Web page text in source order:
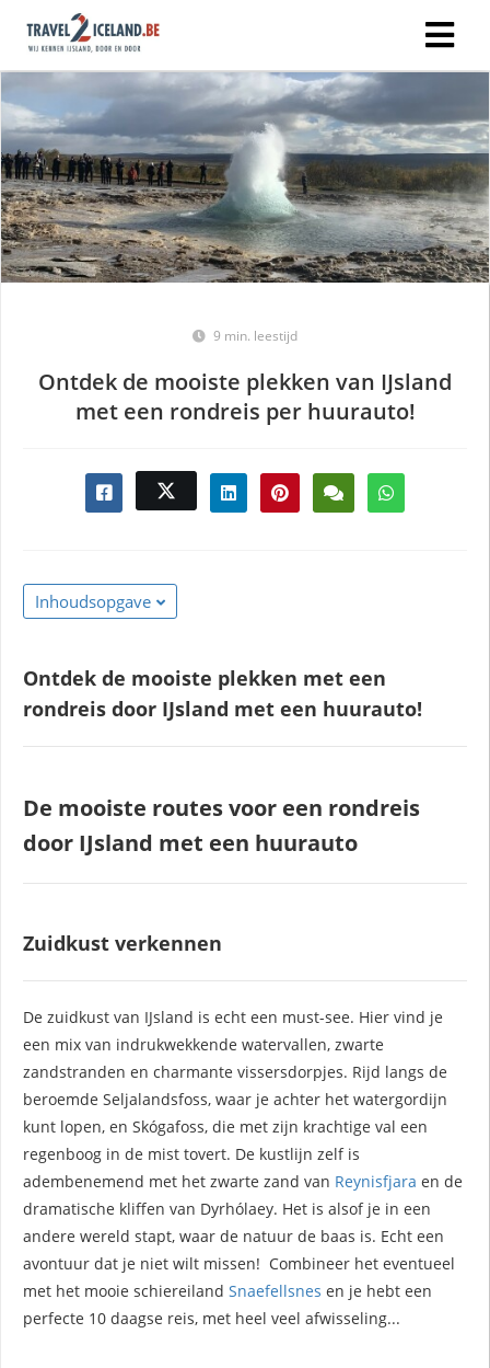
9 min. leestijd
Ontdek de mooiste plekken van IJsland
met een rondreis per huurauto!
Inhoudsopgave
Ontdek de mooiste plekken met een
rondreis door IJsland met een huurauto!
De mooiste routes voor een rondreis
door IJsland met een huurauto
Zuidkust verkennen
De zuidkust van IJsland is echt een must-see. Hier vind je
een mix van indrukwekkende watervallen, zwarte
zandstranden en charmante vissersdorpjes. Rijd langs de
beroemde Seljalandsfoss, waar je achter het watergordijn
kunt lopen, en Skógafoss, die met zijn krachtige val een
regenboog in de mist tovert. De kustlijn zelf is
adembenemend met het zwarte zand van Reynisfjara en de
dramatische kliffen van Dyrhólaey. Het is alsof je in een
andere wereld stapt, waar de natuur de baas is. Echt een
avontuur dat je niet wilt missen! Combineer het eventueel
met het mooie schiereiland Snaefellsnes en je hebt een
perfecte 10 daagse reis, met heel veel afwisseling...